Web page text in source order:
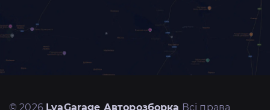
© 2026 LvaGarage Авторозборка Всі права